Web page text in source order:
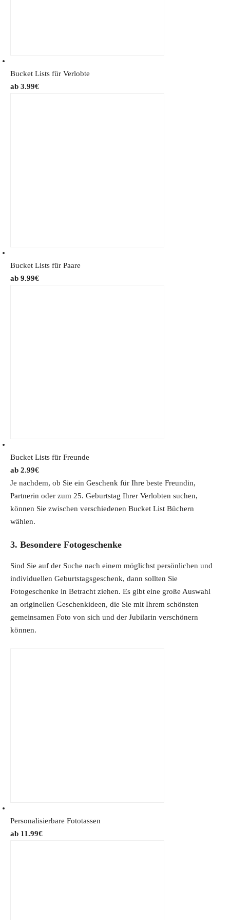
Bucket Lists für Verlobte
3.99€
Bucket Lists für Paare
9.99€
Bucket Lists für Freunde
2.99€
Je nachdem, ob Sie ein Geschenk für Ihre beste Freundin,
Partnerin oder zum 25. Geburtstag Ihrer Verlobten suchen,
können Sie zwischen verschiedenen Bucket List Büchern
wählen.
3. Besondere Fotogeschenke
Sind Sie auf der Suche nach einem möglichst persönlichen und
individuellen Geburtstagsgeschenk, dann sollten Sie
Fotogeschenke in Betracht ziehen. Es gibt eine große Auswahl
an originellen Geschenkideen, die Sie mit Ihrem schönsten
gemeinsamen Foto von sich und der Jubilarin verschönern
können.
Personalisierbare Fototassen
11.99€